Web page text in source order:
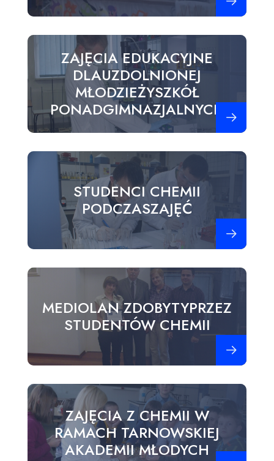
ZAJĘCIA EDUKACYJNE
DLAUZDOLNIONEJ
MŁODZIEŻYSZKÓŁ
PONADGIMNAZJALNYCHZobacz
STUDENCI CHEMII
PODCZASZAJĘĆ
MEDIOLAN ZDOBYTYPRZEZ
STUDENTÓW CHEMII
ZAJĘCIA Z CHEMII W
RAMACH TARNOWSKIEJ
AKADEMII MŁODYCH